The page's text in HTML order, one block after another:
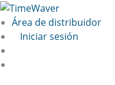
Ir
al
contenido
Área de distribuidor
Iniciar sesión